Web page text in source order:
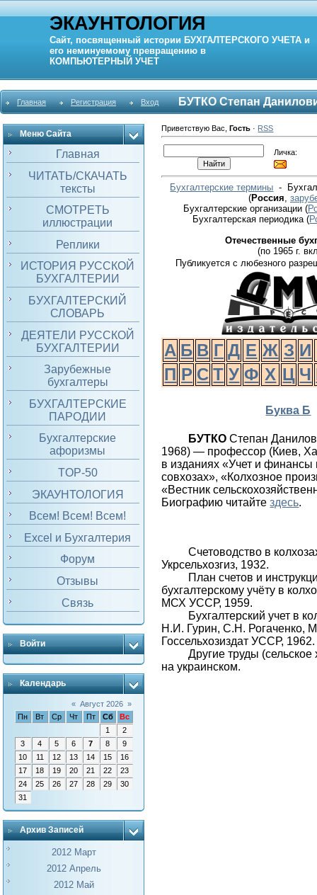
ЭКАУНТОЛОГИЯ
Сайт, посвященный истории БУХГАЛТЕРСКОГО УЧЕТА и
его неминуемому превращению в
КОМПЬЮТЕРНЫЙ УЧЕТ
Главная Регистрация Вход БУТКО Степан
Меню Сайта
Главная
ЧИТАТЬ/СКАЧАТЬ
тексты
СМОТРЕТЬ
иллюстрации
Реплики
ИСТОРИЯ РУССКОЙ
БУХГАЛТЕРИИ
БУХГАЛТЕРСКИЙ
СЛОВАРЬ
ДЕЯТЕЛИ РУССКОЙ
БУХГАЛТЕРИИ
Зарубежные
бухгалтеры
БУХГАЛТЕРСКИЕ
ПАРОДИИ
Бухгалтерские
афоризмы
TOP-50
ЭКАУНТОЛОГИЯ
Всем! Всем! Всем!
Excel и Бухгалтерия
Форум
Отзывы
Связь
Войти
Календарь
« Август 2026 »
Пн
Вт Ср Чт Пт Сб
Вс
1
2
3
4 5 6 7 8
9
10
11 12 13 14 15
16
17
18 19 20 21 22
23
24
25 26 27 28 29
30
31
Архив Записей
2012 Март
2012 Апрель
2012 Май
Приветствую Вас ,Гость · RSS
Личка:
Бухгалтерские термины -
(Россия
Бухгалтерские организации (
Бухгалтерская периодика(
Отечественные
(по 1965 г.
Публикуется с любезного
А Б В Г Д Е Ж З И
П Р С Т У Ф Х Ц Ч
Буква Б
БУТКО Степан
1968) — профессор (Киев,
в изданиях «Учет и финансы
совхозах», «Колхозное
«Вестник
Биографию читайтездесь.
Счетоводство в
Укрсельхозгиз, 1932.
План счетов и
бухгалтерскому учёту в
МСХ УССР, 1959.
Бухгалтерский учет в
Н.И. Гурин, С.Н. Рогаченко,
Госсельхозиздат УССР,
Другие труды (сельское
на украинском.